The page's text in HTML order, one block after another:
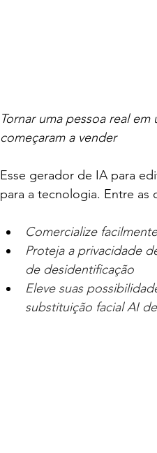
Tornar uma pessoa real
começaram a vender
Esse gerador de IA para
para a tecnologia. Entre as
Comercialize
Proteja a privacidade
de desidentificação
Eleve suas
substituição facial AI